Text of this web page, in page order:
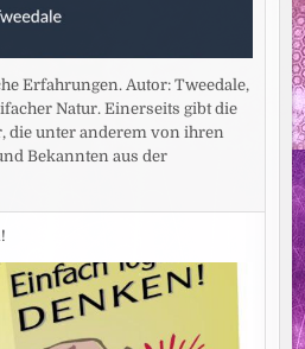
Erfahrungen. Autor: Tweedale,
Natur. Einerseits gibt die
die unter anderem von ihren
Bekannten aus der